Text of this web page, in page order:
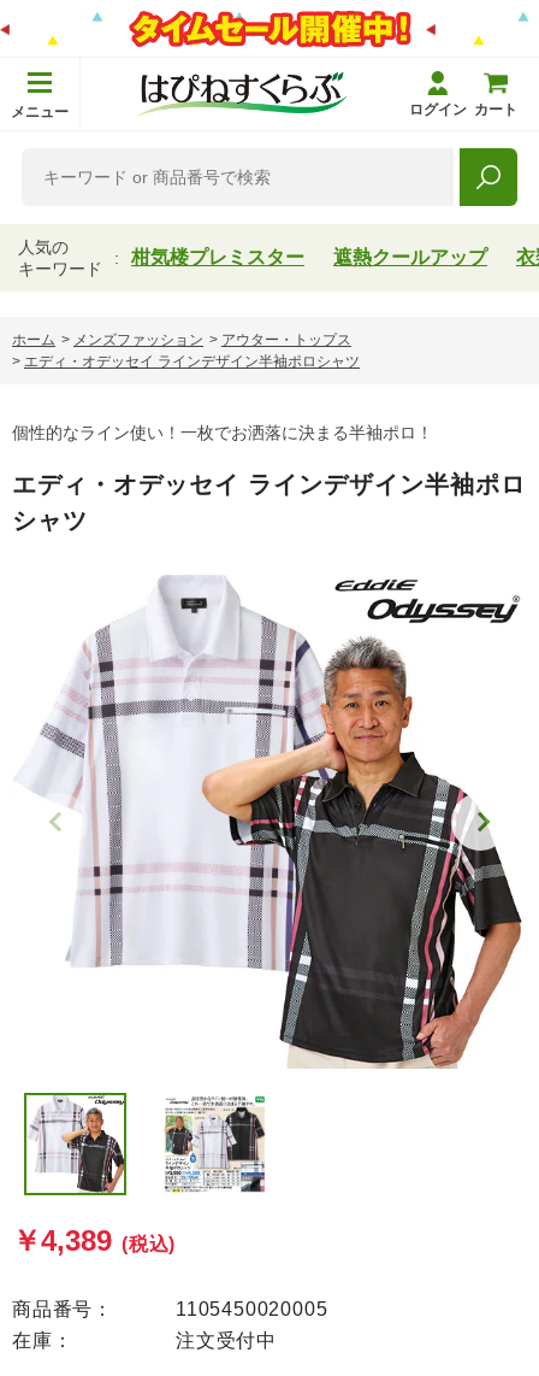
メニュー ログイン カート
人気の
キーワード
柑気楼プレミスター 遮熱クールアップ 衣
ホーム > メンズファッション > アウター・トップス
> エディ・オデッセイ ラインデザイン半袖ポロシャツ
個性的なライン使い！一枚でお洒落に決まる半袖ポロ！
エディ・オデッセイ ラインデザイン半袖ポロ
シャツ
￥4,389 (税込)
商品番号：
1105450020005
在庫：
注文受付中